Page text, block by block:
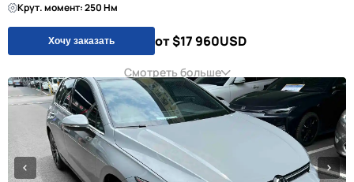
Крут. момент: 250 Нм
Хочу заказать от $17 960USD
Смотреть больше